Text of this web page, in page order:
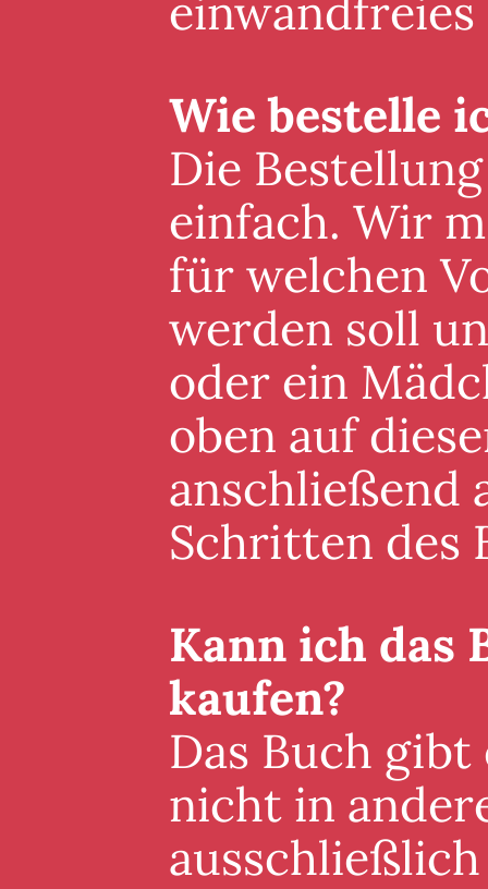
Wie bestelle
Die
einfach. Wir
für welchen
werden soll
oder ein
oben auf
anschließend
Schritten des
Kann ich das
kaufen?
Das Buch
nicht in